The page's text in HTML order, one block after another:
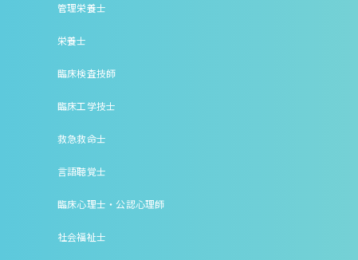
管理栄養士
栄養士
臨床検査技師
臨床工学技士
救急救命士
言語聴覚士
臨床心理士・公認心理師
社会福祉士